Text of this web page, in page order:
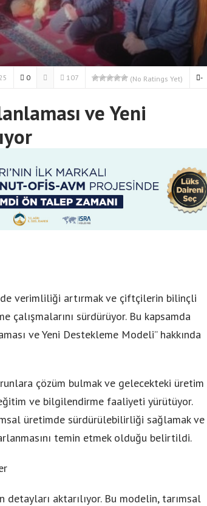
0 107 (No Ratings Yet) -
ve Yeni
verimliliği artırmak ve çiftçilerin bilinçli
çalışmalarını sürdürüyor. Bu kapsamda
ve Yeni Destekleme Modeli” hakkında
çözüm bulmak ve gelecekteki üretim
ve bilgilendirme faaliyeti yürütüyor.
üretimde sürdürülebilirliği sağlamak ve
temin etmek olduğu belirtildi.
aktarılıyor. Bu modelin, tarımsal